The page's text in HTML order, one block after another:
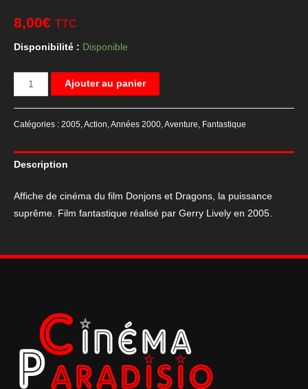
8,00€ TTC
Disponibilité : Disponible
quantité
de
cinéma
Donjons
Dragons,
la
Ajouter au panier
Catégories : 2005,Action,Années 2000,Aventure, Fantastique
Description
Affiche de cinéma du film Donjons et Dragons, la puissance
suprême. Film fantastique réalisé par Gerry Lively en 2005.